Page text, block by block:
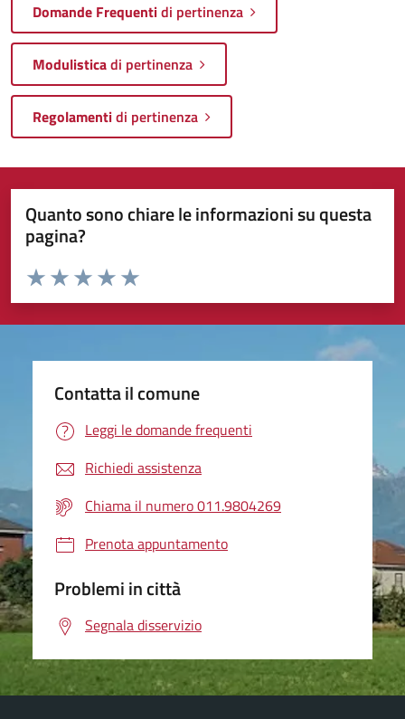
Domande Frequentidi pertinenza
Modulisticadi pertinenza
Regolamentidi pertinenza
Quanto sono chiare le informazioni su questa
pagina?
Valuta da 1 a 5 stelle la pagina
Valuta 5 stelle su 5
Valuta 4 stelle su 5
Valuta 3 stelle su 5
Valuta 2 stelle su 5
Valuta 1 stelle su 5
Contatta il comune
Leggi le domande frequenti
Richiedi assistenza
Chiama il numero 011.9804269
Prenota appuntamento
Problemi in città
Segnala disservizio